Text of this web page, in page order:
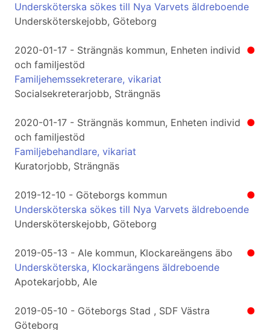
Undersköterska sökes till Nya Varvets äldreboende
Undersköterskejobb, Göteborg
●
2020-01-17 - Strängnäs kommun, Enheten individ
och familjestöd
Familjehemssekreterare, vikariat
Socialsekreterarjobb, Strängnäs
●
2020-01-17 - Strängnäs kommun, Enheten individ
och familjestöd
Familjebehandlare, vikariat
Kuratorjobb, Strängnäs
●
2019-12-10 - Göteborgs kommun
Undersköterska sökes till Nya Varvets äldreboende
Undersköterskejobb, Göteborg
●
2019-05-13 - Ale kommun, Klockareängens äbo
Undersköterska, Klockarängens äldreboende
Apotekarjobb, Ale
●
2019-05-10 - Göteborgs Stad , SDF Västra
Göteborg